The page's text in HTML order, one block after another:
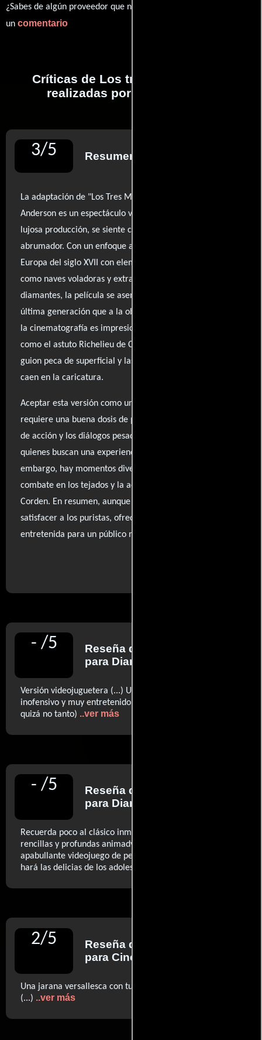
¿Sabes de algún proveedor que no estamos mostrando? déjanos
un comentario
Críticas de Los tres mosqueteros
realizadas por profesionales
3/5 Resumen de reseñas
La adaptación de "Los Tres Mosqueteros" de Paul W.S.
Anderson es un espectáculo visual que, a pesar de su
lujosa producción, se siente como un despropósito
abrumador. Con un enfoque anacrónico que mezcla la
Europa del siglo XVII con elementos de ciencia ficción
como naves voladoras y extravagantes robos de
diamantes, la película se asemeja más a un videojuego de
última generación que a la obra clásica de Dumas. Si bien
la cinematografía es impresionante y algunos personajes,
como el astuto Richelieu de Christoph Waltz, destacan, el
guion peca de superficial y las interpretaciones a menudo
caen en la caricatura.
Aceptar esta versión como un entretenimiento ligero
requiere una buena dosis de paciencia, ya que el exceso
de acción y los diálogos pesados pueden desanimar a
quienes buscan una experiencia más profunda. Sin
embargo, hay momentos divertidos, como un ingenioso
combate en los tejados y la actuación cómica de James
Corden. En resumen, aunque la adaptación puede no
satisfacer a los puristas, ofrece una experiencia
entretenida para un público más joven.
- /5 Reseña de
para Diario ABC
Versión videojuguetera (...) Un entrañable despropósito
inofensivo y muy entretenido, que es lo que cuenta (o
quizá no tanto) ..ver más
- /5 Reseña de
para Diario La Razón
Recuerda poco al clásico inmortal de duelos, amoríos,
rencillas y profundas animadversiones y más a un
apabullante videojuego de penúltima generación que
hará las delicias de los adolescentes
2/5 Reseña de
para Cinemanía
Una jarana versallesca con tufillo a 'Piratas del Caribe'
(...) ..ver más